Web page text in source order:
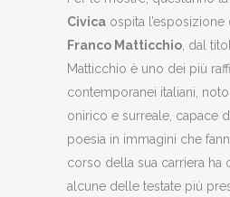
Civica ospita
Franco Matticchio , dal
Matticchio è uno dei più
contemporanei italiani,
onirico e surreale, capace
poesia in immagini che
corso della sua carriera ha
alcune delle testate più